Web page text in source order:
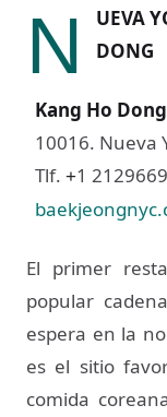
N
UEVA
DONG
Kang Ho Dong
10016. Nueva
Tlf. +1
El primer
popular
espera en la
es el sitio
comida